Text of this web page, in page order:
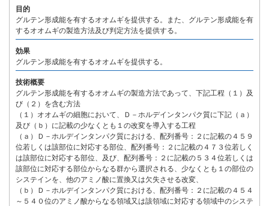
目的
グルテン形成能を有するオオムギを提供する。また、グルテン形成能を有
するオオムギの製造方法及び判定方法を提供する。
効果
グルテン形成能を有するオオムギを提供する。
技術概要
グルテン形成能を有するオオムギの製造方法であって、下記工程（１）及
び（２）を含む方法
（１）オオムギの細胞において、Ｄ－ホルデインタンパク質に下記（ａ）
及び（ｂ）に記載の少なくとも１の改変を導入する工程
（ａ）Ｄ－ホルデインタンパク質における、配列番号：２に記載の４５９
位若しくは該部位に対応する部位、配列番号：２に記載の４７３位若しく
は該部位に対応する部位、及び、配列番号：２に記載の５３４位若しくは
該部位に対応する部位からなる群から選択される、少なくとも１の部位の
システインを、他のアミノ酸に置換又は欠失させる改変、
（ｂ）Ｄ－ホルデインタンパク質における、配列番号：２に記載の４５４
～５４０位のアミノ酸からなる領域又は該領域に対応する領域中のシステ